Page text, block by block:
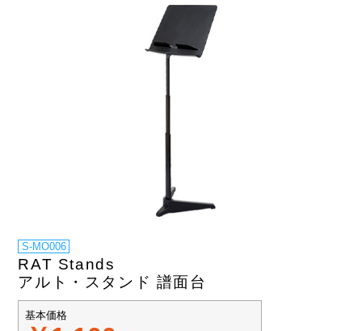
S-MO006
RAT Stands
アルト・スタンド 譜面台
基本価格